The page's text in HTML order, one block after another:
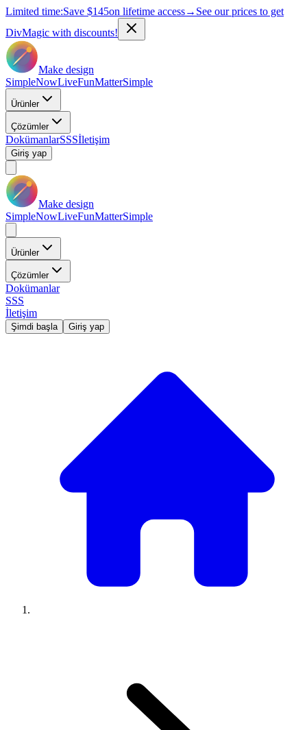
Limited time:Save $145on lifetime access→ See our prices to get
DivMagic with discounts!
Make design
SimpleNowLiveFunMatterSimple
Ürünler
Çözümler
DokümanlarSSSİletişim
Giriş yap
Make design
SimpleNowLiveFunMatterSimple
Ürünler
Çözümler
Dokümanlar
SSS
İletişim
Şimdi başla Giriş yap